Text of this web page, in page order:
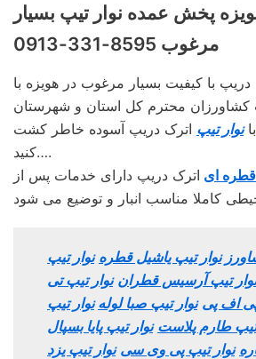
پخش عمده نوار تیپ بسیار
مرغوب 8595-331-0913
دریپ با کیفیت بسیار مرغوب در هویزه با
محترم کل استان و شهرستان
نوار تیپ اترک دریپ آسوده خاطر کشت
کنید….
قطره ای اترک دریپ دارای خدمات پس از
نوار تیپ یاشیل قطره نوار تیپ
نوار تیپ آرسیس قطران نوار تیپ تی
پی اف پی نوار تیپ صبا لوله نوار تیپ
تیپ طارم پلاست نوار تیپ پایا بسپال
نوار تیپ پی وی سی نوار تیپ یزد